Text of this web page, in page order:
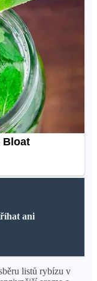
ani
listů rybízu v